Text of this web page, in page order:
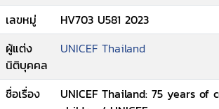
เลขหมู่
HV703 U581 2023
ผู้แต่ง
นิติบุคคล
UNICEF Thailand
ชื่อเรื่อง
UNICEF Thailand: 75 years